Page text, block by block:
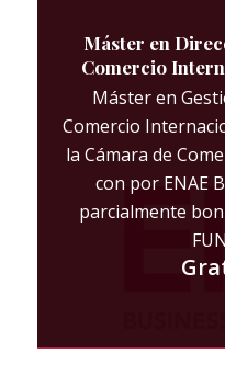
Máster en
Comercio
Máster en
Comercio
la Cámara de
con por ENAE
parcialmente